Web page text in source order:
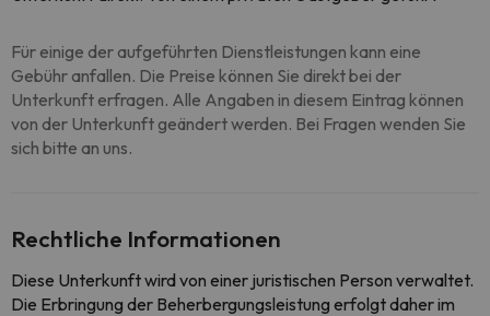
Für einige der aufgeführten Dienstleistungen kann eine
Gebühr anfallen. Die Preise können Sie direkt bei der
Unterkunft erfragen. Alle Angaben in diesem Eintrag können
von der Unterkunft geändert werden. Bei Fragen wenden Sie
sich bitte an uns.
Rechtliche Informationen
Diese Unterkunft wird von einer juristischen Person verwaltet.
Die Erbringung der Beherbergungsleistung erfolgt daher im